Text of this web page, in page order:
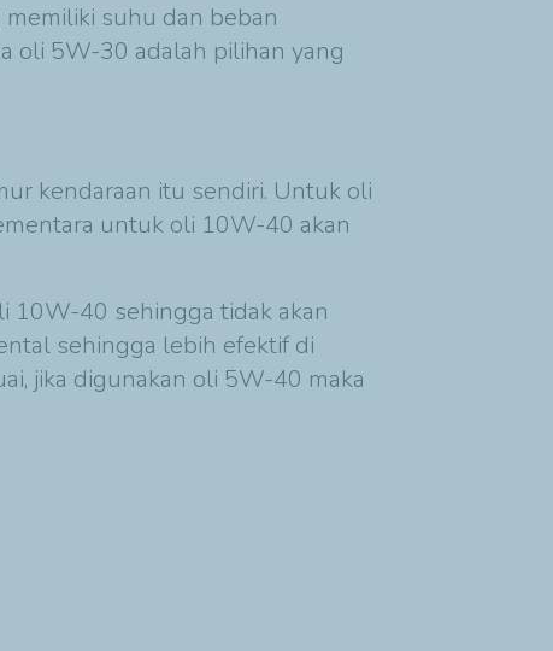
suhu dan beban
oli 5W-30 adalah pilihan yang
kendaraan itu sendiri. Untuk oli
untuk oli 10W-40 akan
10W-40 sehingga tidak akan
sehingga lebih efektif di
jika digunakan oli 5W-40 maka